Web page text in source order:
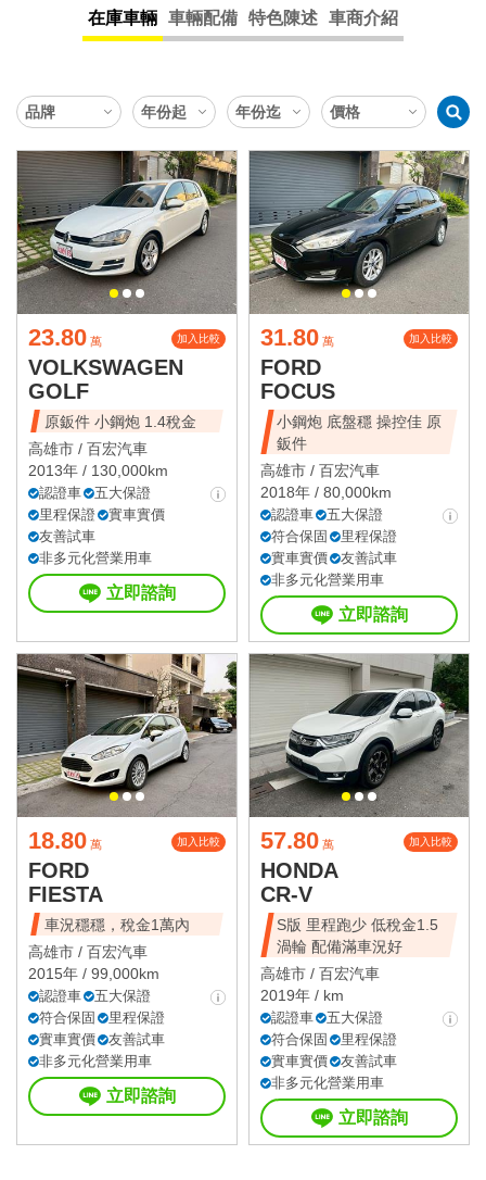
在庫車輛 車輛配備 特色陳述 車商介紹
23.80 萬 加入比較
VOLKSWAGEN
GOLF
原鈑件 小鋼炮 1.4稅金
高雄市 / 百宏汽車
2013年 / 130,000km
認證車
五大保證
里程保證
實車實價
友善試車
非多元化營業用車
立即諮詢
31.80 萬 加入比較
FORD
FOCUS
小鋼炮 底盤穩 操控佳 原
鈑件
高雄市 / 百宏汽車
2018年 / 80,000km
認證車
五大保證
符合保固
里程保證
實車實價
友善試車
非多元化營業用車
立即諮詢
18.80 萬 加入比較
FORD
FIESTA
車況穩穩，稅金1萬內
高雄市 / 百宏汽車
2015年 / 99,000km
認證車
五大保證
符合保固
里程保證
實車實價
友善試車
非多元化營業用車
立即諮詢
57.80 萬 加入比較
HONDA
CR-V
S版 里程跑少 低稅金1.5
渦輪 配備滿車況好
高雄市 / 百宏汽車
2019年 / km
認證車
五大保證
符合保固
里程保證
實車實價
友善試車
非多元化營業用車
立即諮詢